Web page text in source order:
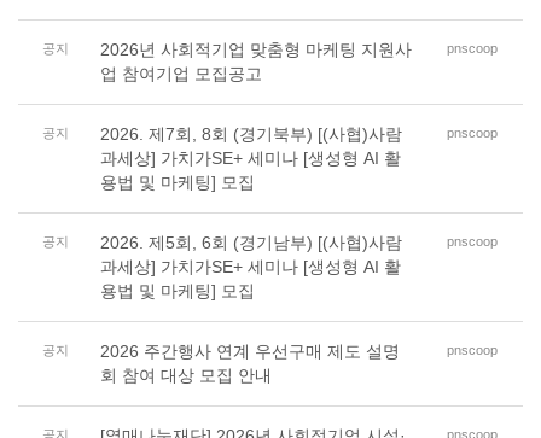
공지
2026년 사회적기업 맞춤형 마케팅 지원사
업 참여기업 모집공고
pnscoop
공지
2026. 제7회, 8회 (경기북부) [(사협)사람
과세상] 가치가SE+ 세미나 [생성형 AI 활
용법 및 마케팅] 모집
pnscoop
공지
2026. 제5회, 6회 (경기남부) [(사협)사람
과세상] 가치가SE+ 세미나 [생성형 AI 활
용법 및 마케팅] 모집
pnscoop
공지
2026 주간행사 연계 우선구매 제도 설명
회 참여 대상 모집 안내
pnscoop
공지 pnscoop